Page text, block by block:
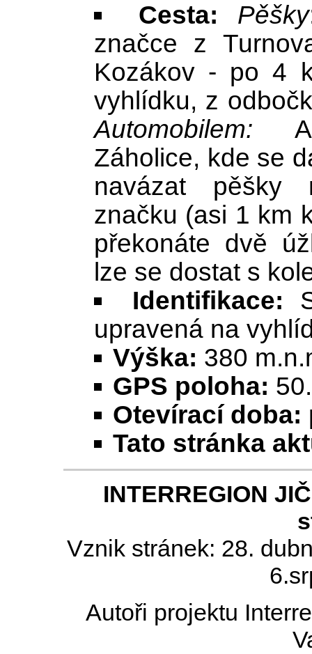
Cesta: Pěšky
značce z
Kozákov - po 4
vyhlídku, z
Automobilem:
Záholice, kde se
navázat pěšky
značku (asi 1 km
překonáte dvě
lze se dostat s
Identifikace:
upravená na
Výška: 380
GPS poloha:
Otevírací doba:
Tato stránka
INTERREGION
Vznik stránek: 28.
Autoři projektu